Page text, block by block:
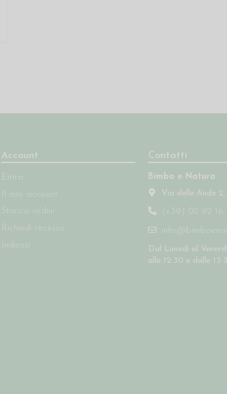
Account
Entra
Il mio account
Storico ordini
Richiedi recesso
Indirizzi
Contatti
Bimbo e Natura
Via delle Ande
(+39) 02 92 16
Dal Lunedì al
alle 12:30 e dalle